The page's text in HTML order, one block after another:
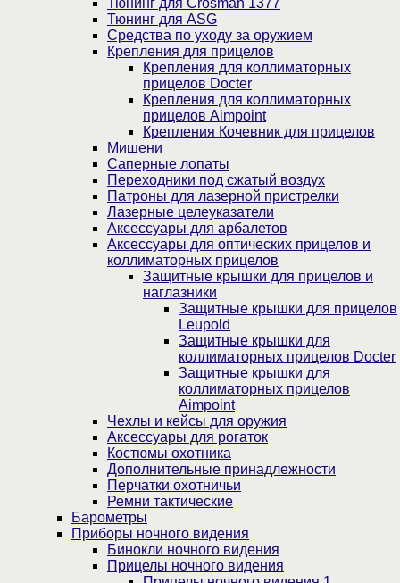
Тюнинг для Crosman 1377
Тюнинг для ASG
Средства по уходу за оружием
Крепления для прицелов
Крепления для коллиматорных
прицелов Docter
Крепления для коллиматорных
прицелов Aimpoint
Крепления Кочевник для прицелов
Мишени
Саперные лопаты
Переходники под сжатый воздух
Патроны для лазерной пристрелки
Лазерные целеуказатели
Аксессуары для арбалетов
Аксессуары для оптических прицелов и
коллиматорных прицелов
Защитные крышки для прицелов и
наглазники
Защитные крышки для прицелов
Leupold
Защитные крышки для
коллиматорных прицелов Docter
Защитные крышки для
коллиматорных прицелов
Aimpoint
Чехлы и кейсы для оружия
Аксессуары для рогаток
Костюмы охотника
Дополнительные принадлежности
Перчатки охотничьи
Ремни тактические
Барометры
Приборы ночного видения
Бинокли ночного видения
Прицелы ночного видения